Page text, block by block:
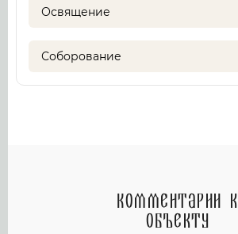
Освящение
Соборование
Комментарии к
объекту